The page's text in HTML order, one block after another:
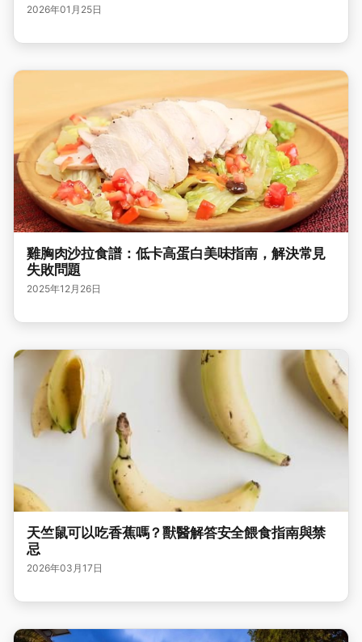
2026年01月25日
雞胸肉沙拉食譜：低卡高蛋白美味指南，解決常見
失敗問題
2025年12月26日
天竺鼠可以吃香蕉嗎？獸醫解答安全餵食指南與禁
忌
2026年03月17日